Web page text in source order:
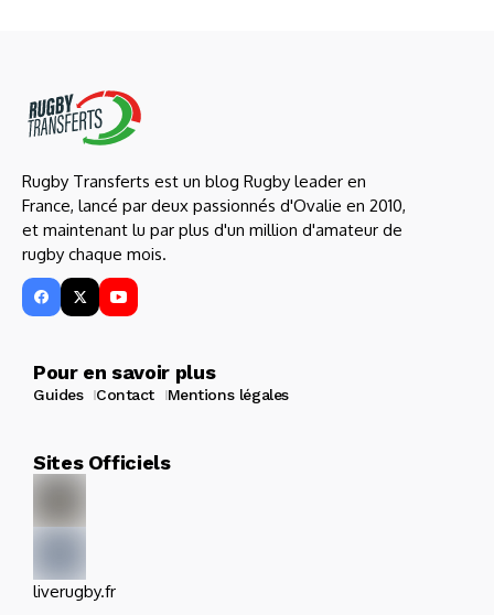
Rugby Transferts est un blog Rugby leader en
France, lancé par deux passionnés d'Ovalie en 2010,
et maintenant lu par plus d'un million d'amateur de
rugby chaque mois.
Pour en savoir plus
Guides Contact Mentions légales
Sites Officiels
liverugby.fr